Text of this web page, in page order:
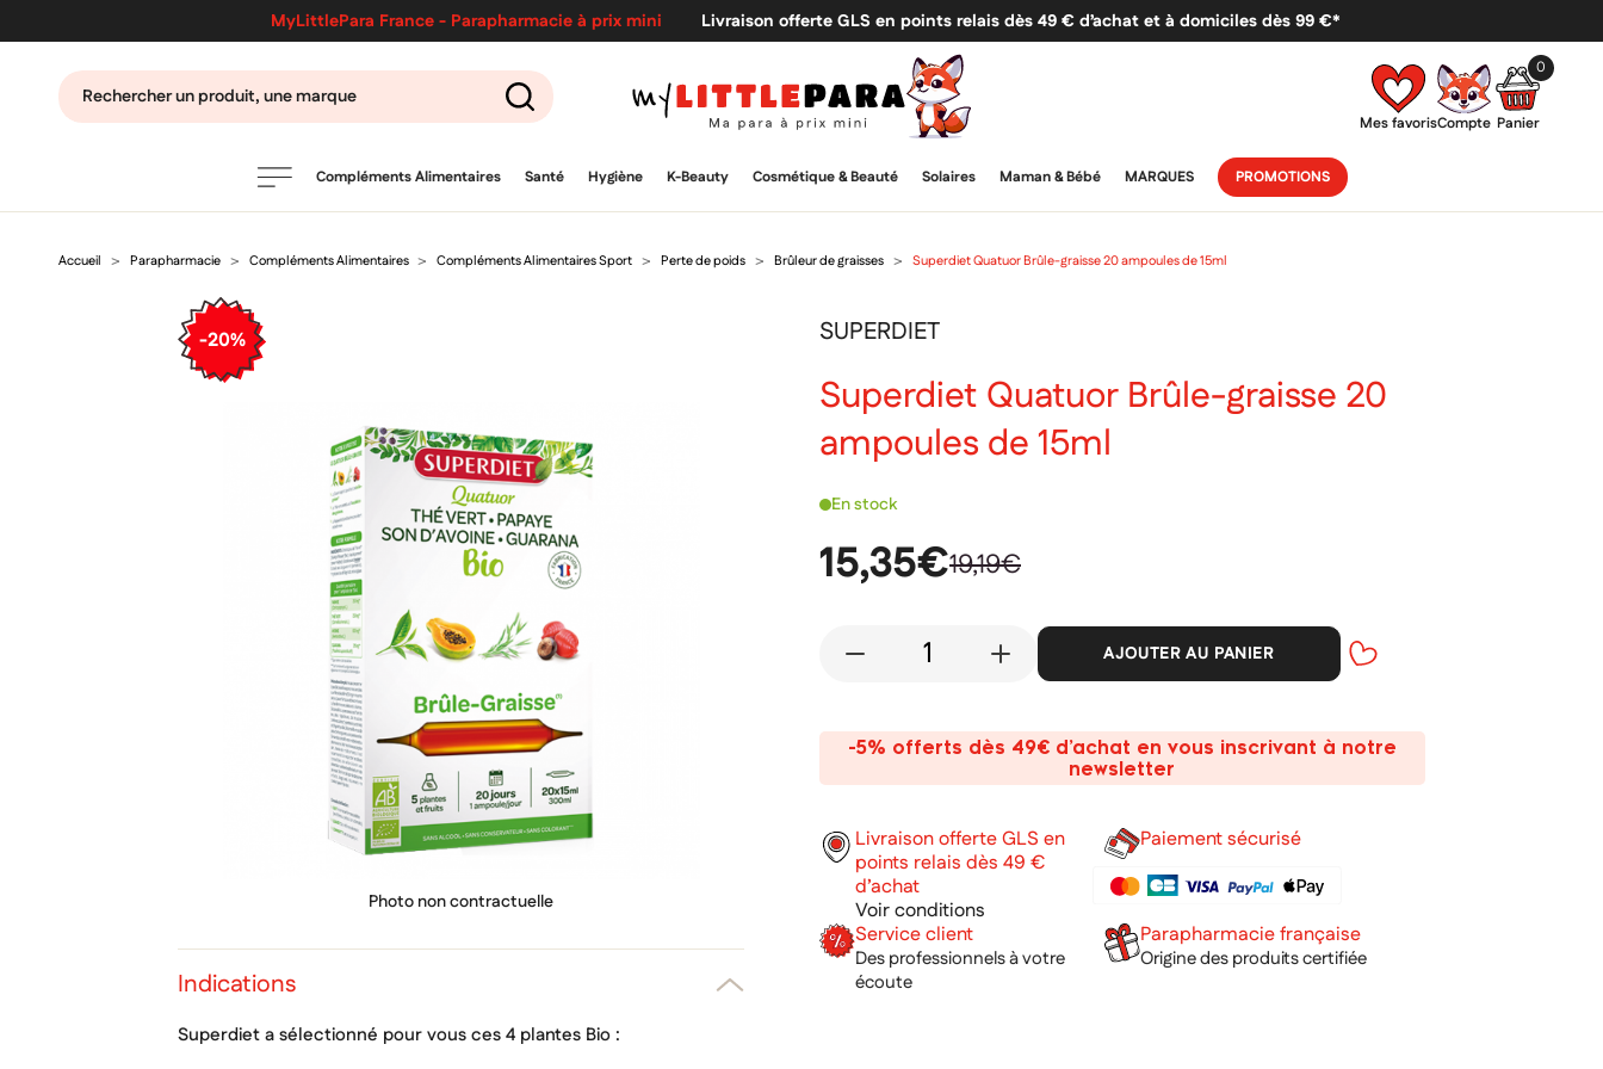
MyLittlePara France - Parapharmacie à prix mini Livraison offerte GLS en points relais dès 49 € d’achat et à domiciles dès 99 €*
PRODUITS
Mes favorisCompte
0
Panier
Compléments Alimentaires Santé Hygiène K-Beauty Cosmétique & Beauté Solaires Maman & Bébé MARQUES PROMOTIONS
Accueil Parapharmacie Compléments Alimentaires Compléments Alimentaires Sport Perte de poids Brûleur de graisses Superdiet Quatuor Brûle-graisse 20 ampoules de 15ml
SUPERDIET
Superdiet Quatuor Brûle-graisse 20
ampoules de 15ml
En stock
15,35€19,19€
- + AJOUTER AU PANIER
-5% offerts dès 49€ d’achat en vous inscrivant à notre
newsletter
Livraison offerte GLS en
points relais dès 49 €
d’achat
Voir conditions
Paiement sécurisé
Service client
Des professionnels à votre
écoute
Parapharmacie française
Origine des produits certifiée
-20%
Photo non contractuelle
Indications
Superdiet a sélectionné pour vous ces 4 plantes Bio :